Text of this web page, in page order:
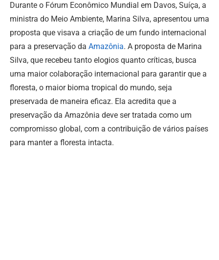
Durante o Fórum Econômico Mundial em Davos, Suíça, a
ministra do Meio Ambiente, Marina Silva, apresentou uma
proposta que visava a criação de um fundo internacional
para a preservação da Amazônia. A proposta de Marina
Silva, que recebeu tanto elogios quanto críticas, busca
uma maior colaboração internacional para garantir que a
floresta, o maior bioma tropical do mundo, seja
preservada de maneira eficaz. Ela acredita que a
preservação da Amazônia deve ser tratada como um
compromisso global, com a contribuição de vários países
para manter a floresta intacta.